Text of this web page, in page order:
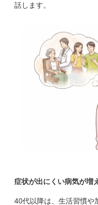
話します。
症状が出にくい病気が増
40代以降は、生活習慣や